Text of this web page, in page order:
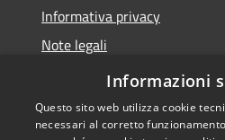
Informativa privacy
Note legali
Dichiarazione di accessibilità
Informazioni
Questo sito web utilizza cookie
necessari al corretto